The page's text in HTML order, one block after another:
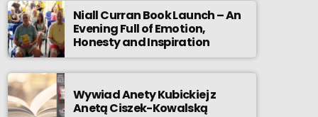
Niall Curran Book Launch – An
Evening Full of Emotion,
Honesty and Inspiration
Wywiad Anety Kubickiej z
Anetą Ciszek-Kowalską